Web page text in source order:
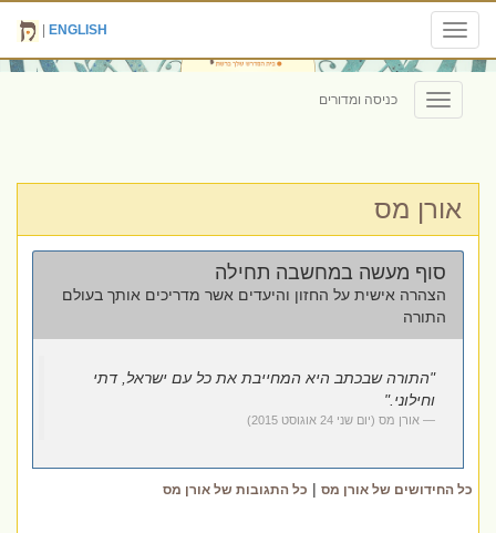
Toggle
navigation
ENGLISH
Toggle
navigation
כניסה ומדורים
אורן מס
סוף מעשה במחשבה תחילה
הצהרה אישית על החזון והיעדים אשר מדריכים אותך בעולם
התורה
"התורה שבכתב היא המחייבת את כל עם ישראל, דתי
וחילוני."
אורן מס (‏יום שני ‏24 ‏אוגוסט ‏2015)
כל החידושים של אורן מס | כל התגובות של אורן מס